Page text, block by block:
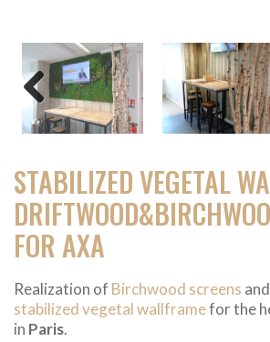
Previous
STABILIZED VEGETAL
FOR AXA
Realization of Birchwood screens
stabilized vegetal wallframefor the
in Paris.